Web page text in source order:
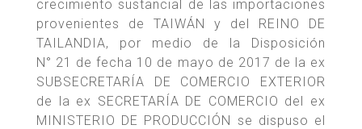
crecimiento sustancial de las importaciones
provenientes de TAIWÁN y del REINO DE
TAILANDIA, por medio de la Disposición
N° 21 de fecha 10 de mayo de 2017 de la ex
SUBSECRETARÍA DE COMERCIO EXTERIOR
de la ex SECRETARÍA DE COMERCIO del ex
MINISTERIO DE PRODUCCIÓN se dispuso el